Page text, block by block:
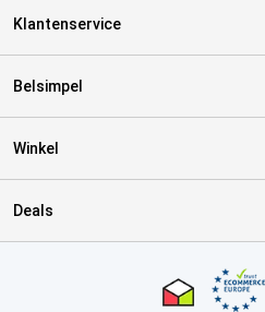
Klantenservice
Belsimpel
Winkel
Deals